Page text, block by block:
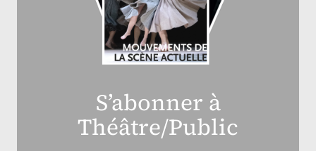
S’abonner à
Théâtre/Public